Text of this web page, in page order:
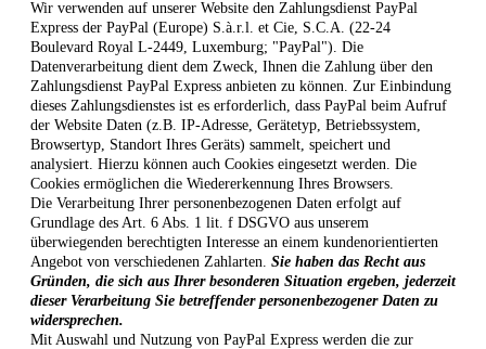
Wir verwenden auf unserer Website den Zahlungsdienst PayPal
Express der PayPal (Europe) S.à.r.l. et Cie, S.C.A. (22-24
Boulevard Royal L-2449, Luxemburg; "PayPal"). Die
Datenverarbeitung dient dem Zweck, Ihnen die Zahlung über den
Zahlungsdienst PayPal Express anbieten zu können. Zur Einbindung
dieses Zahlungsdienstes ist es erforderlich, dass PayPal beim Aufruf
der Website Daten (z.B. IP-Adresse, Gerätetyp, Betriebssystem,
Browsertyp, Standort Ihres Geräts) sammelt, speichert und
analysiert. Hierzu können auch Cookies eingesetzt werden. Die
Cookies ermöglichen die Wiedererkennung Ihres Browsers.
Die Verarbeitung Ihrer personenbezogenen Daten erfolgt auf
Grundlage des Art. 6 Abs. 1 lit. f DSGVO aus unserem
überwiegenden berechtigten Interesse an einem kundenorientierten
Angebot von verschiedenen Zahlarten. Sie haben das Recht aus
Gründen, die sich aus Ihrer besonderen Situation ergeben, jederzeit
dieser Verarbeitung Sie betreffender personenbezogener Daten zu
widersprechen.
Mit Auswahl und Nutzung von PayPal Express werden die zur